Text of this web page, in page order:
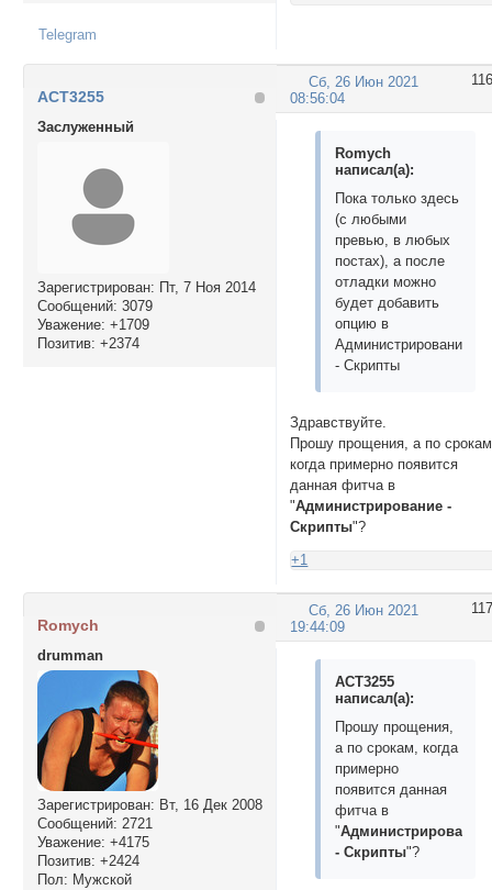
Telegram
116
Сб, 26 Июн 2021
08:56:04
ACT3255
Заслуженный
Зарегистрирован: Пт, 7 Ноя 2014
Сообщений: 3079
Уважение: +1709
Позитив: +2374
Romych
написал(а):
Пока только здесь
(с любыми
превью, в любых
постах), а после
отладки можно
будет добавить
опцию в
Администрирование
- Скрипты
Здравствуйте.
Прошу прощения, а по
когда примерно появится
данная фитча в
"Администрирование -
Скрипты"?
+1
117
Сб, 26 Июн 2021
19:44:09
Romych
drumman
Зарегистрирован: Вт, 16 Дек 2008
Сообщений: 2721
Уважение: +4175
Позитив: +2424
Пол: Мужской
ACT3255
написал(а):
Прошу прощения,
а по срокам, когда
примерно
появится данная
фитча в
"Администрирование
- Скрипты"?